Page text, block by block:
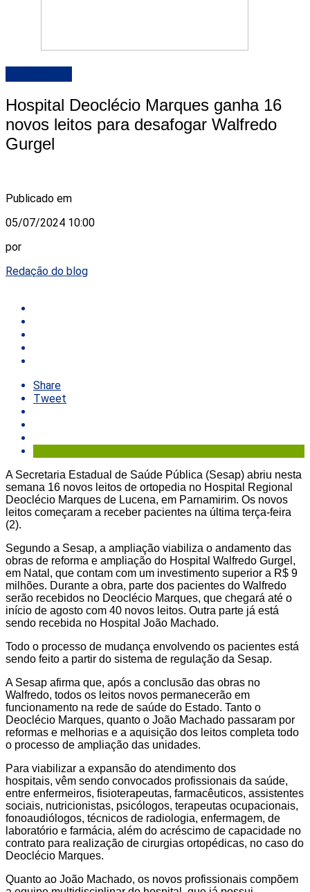
Hospital Deoclécio Marques ganha 16
novos leitos para desafogar Walfredo
Gurgel
Publicado em
05/07/2024 10:00
por
Redação do blog
Share
Tweet
A Secretaria Estadual de Saúde Pública (Sesap) abriu nesta
semana 16 novos leitos de ortopedia no Hospital Regional
Deoclécio Marques de Lucena, em Parnamirim. Os novos
leitos começaram a receber pacientes na última terça-feira
(2).
Segundo a Sesap, a ampliação viabiliza o andamento das
obras de reforma e ampliação do Hospital Walfredo Gurgel,
em Natal, que contam com um investimento superior a R$ 9
milhões. Durante a obra, parte dos pacientes do Walfredo
serão recebidos no Deoclécio Marques, que chegará até o
início de agosto com 40 novos leitos. Outra parte já está
sendo recebida no Hospital João Machado.
Todo o processo de mudança envolvendo os pacientes está
sendo feito a partir do sistema de regulação da Sesap.
A Sesap afirma que, após a conclusão das obras no
Walfredo, todos os leitos novos permanecerão em
funcionamento na rede de saúde do Estado. Tanto o
Deoclécio Marques, quanto o João Machado passaram por
reformas e melhorias e a aquisição dos leitos completa todo
o processo de ampliação das unidades.
Para viabilizar a expansão do atendimento dos
hospitais, vêm sendo convocados profissionais da saúde,
entre enfermeiros, fisioterapeutas, farmacêuticos, assistentes
sociais, nutricionistas, psicólogos, terapeutas ocupacionais,
fonoaudiólogos, técnicos de radiologia, enfermagem, de
laboratório e farmácia, além do acréscimo de capacidade no
contrato para realização de cirurgias ortopédicas, no caso do
Deoclécio Marques.
Quanto ao João Machado, os novos profissionais compõem